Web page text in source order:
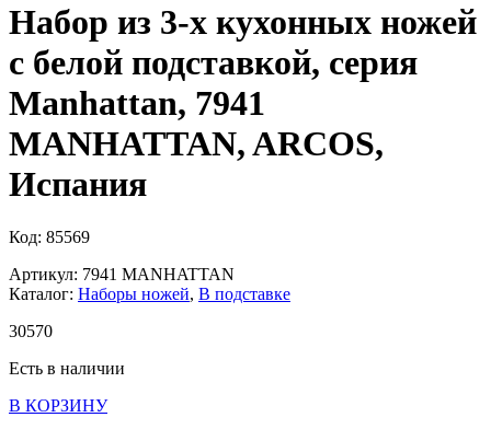
Набор из 3-х кухонных ножей
с белой подставкой, серия
Manhattan, 7941
MANHATTAN, ARCOS,
Испания
Код: 85569
Артикул: 7941 MANHATTAN
Каталог: Наборы ножей, В подставке
30570
Есть в наличии
В КОРЗИНУ